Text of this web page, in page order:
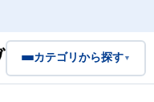
カテゴリから探す▼